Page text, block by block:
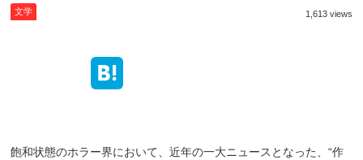
文学 1,613 views
飽和状態のホラー界において、近年の一大ニュースとなった、“作